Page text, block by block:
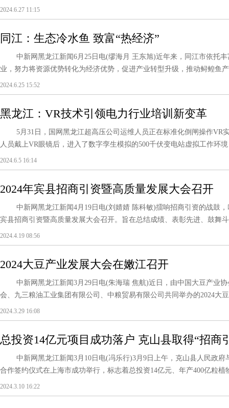
2024.6.27 11:15
同江：生态冷水鱼 致富“热经济”
中新网黑龙江新闻6月25日电(缪海月 王东旭)近年来，同江市依托丰
业，努力将资源优势转化为经济优势，促进产业转型升级，推动鲟鳇鱼
2024.6.25 15:52
黑龙江：VR技术引领电力行业培训新变革
5月31日，国网黑龙江超高压公司运维人员正在标准化倒闸操作VR
人员戴上VR眼镜后，进入了数字孪生模拟的500千伏变电站虚拟工作环
2024.6.5 16:14
2024年宾县招商引资暨高质量发展大会召开
中新网黑龙江新闻4月19日电(刘婧婧 陈科敏)擂响招商引资的战鼓，
宾县招商引资暨高质量发展大会召开。旨在总结成绩、表彰先进、鼓舞
2024.4.19 08:56
2024大豆产业发展大会在嫩江召开
中新网黑龙江新闻3月29日电(朱海瑞 焦航)近日，由中国大豆产业协
会、九三粮油工业集团有限公司、中粮贸易有限公司共同举办的2024大
副....
2024.3.29 16:08
总投资14亿元项目成功落户 克山县取得“招商
中新网黑龙江新闻3月10日电(冯乐行)3月9日上午，克山县人民政府
合作签约仪式在上海市成功举行，标志着总投资14亿元、年产400亿粒
2024.3.10 16:22